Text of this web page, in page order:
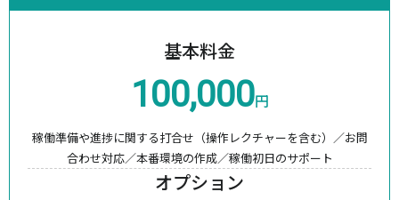
基本料金
100,000円
稼働準備や進捗に関する打合せ（操作レクチャーを含む）／お問
合わせ対応／本番環境の作成／稼働初日のサポート
オプション